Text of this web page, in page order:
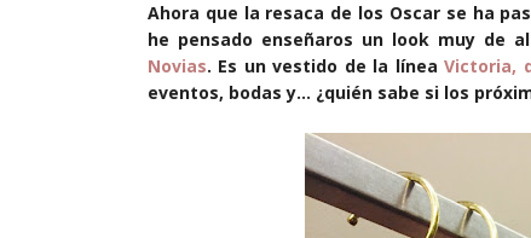
Ahora que la resaca de los Oscar se ha
he pensado enseñaros un look muy de
Novias. Es un vestido de la líneaVictoria,
eventos, bodas y... ¿quién sabe si los